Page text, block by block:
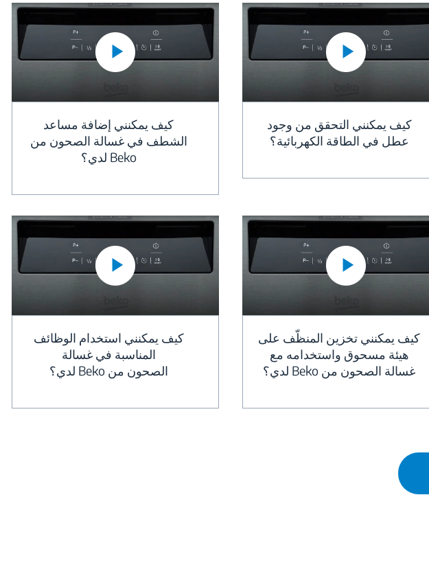
كيف يمكنني التحقق من وجود
عطل في الطاقة الكهربائية؟
كيف يمكنني إضافة مساعد
الشطف في غسالة الصحون من
Beko لدي؟
كيف يمكنني تخزين المنظّف على
هيئة مسحوق واستخدامه مع
غسالة الصحون من Beko لدي؟
كيف يمكنني استخدام الوظائف
المناسبة في غسالة
الصحون من Beko لدي؟